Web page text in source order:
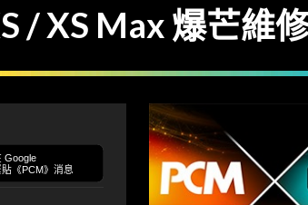
/ XS Max 爆芒維
Google
貼《PCM》消息